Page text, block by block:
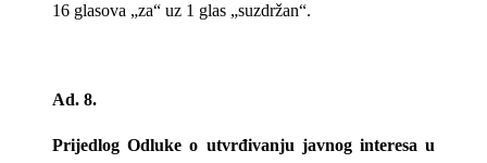
16 glasova „za“ uz 1 glas „suzdržan“.
Ad. 8.
Prijedlog Odluke o utvrđivanju javnog interesa u